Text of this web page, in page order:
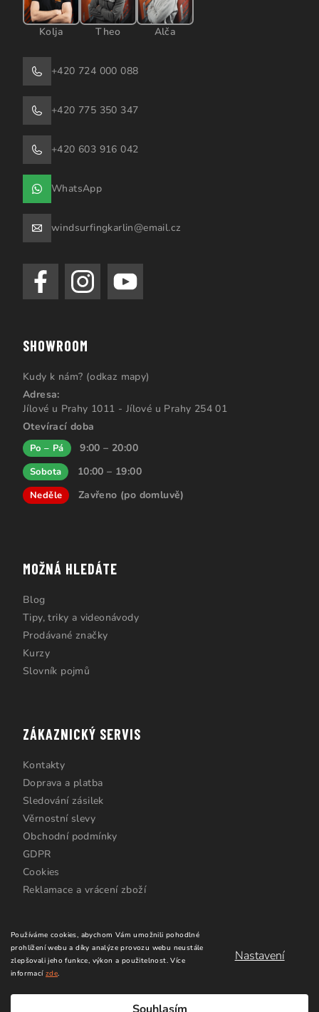
Používáme cookies, abychom Vám umožnili pohodlné
prohlížení webu a díky analýze provozu webu neustále
zlepšovali jeho funkce, výkon a použitelnost.Více
informacízde.
Nastavení
Kolja Theo Alča
+420 724 000 088
+420 775 350 347
+420 603 916 042
WhatsApp
windsurfingkarlin@email.cz
SHOWROOM
Kudy k nám? (odkaz mapy)
Adresa:
Jílové u Prahy 1011 - Jílové u Prahy 254 01
Otevírací doba
Po – Pá 9:00 – 20:00
Sobota 10:00 – 19:00
Neděle Zavřeno (po domluvě)
MOŽNÁ HLEDÁTE
Blog
Tipy, triky a videonávody
Prodávané značky
Kurzy
Slovník pojmů
ZÁKAZNICKÝ SERVIS
Kontakty
Doprava a platba
Sledování zásilek
Věrnostní slevy
Obchodní podmínky
GDPR
Cookies
Reklamace a vrácení zboží
vyhrazena.Upravit nastavení cookies